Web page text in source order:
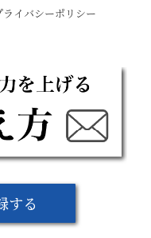
ライバシーポリシー
する